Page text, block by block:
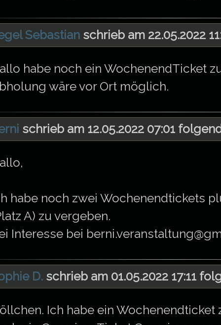
Sebastian schrieb am 22.05.2022
habe noch ein WochenendTicket
wäre vor Ort möglich.
schrieb am 12.05.2022 07:01
habe noch zwei Wochenendtickets
A) zu vergeben.
Interesse bei
D. schrieb am 01.05.2022 17:11
Ich habe ein Wochenendticket